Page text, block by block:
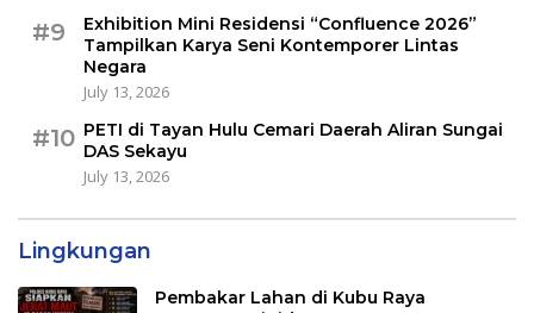
#9
Exhibition Mini Residensi “Confluence 2026”
Tampilkan Karya Seni Kontemporer Lintas
Negara
July 13, 2026
#10 PETI di Tayan Hulu Cemari Daerah Aliran Sungai
DAS Sekayu
July 13, 2026
Lingkungan
Pembakar Lahan di Kubu Raya